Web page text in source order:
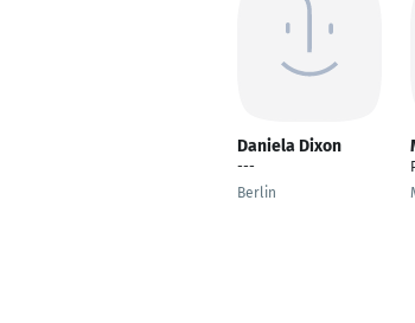
Daniela Dixon
---
Berlin